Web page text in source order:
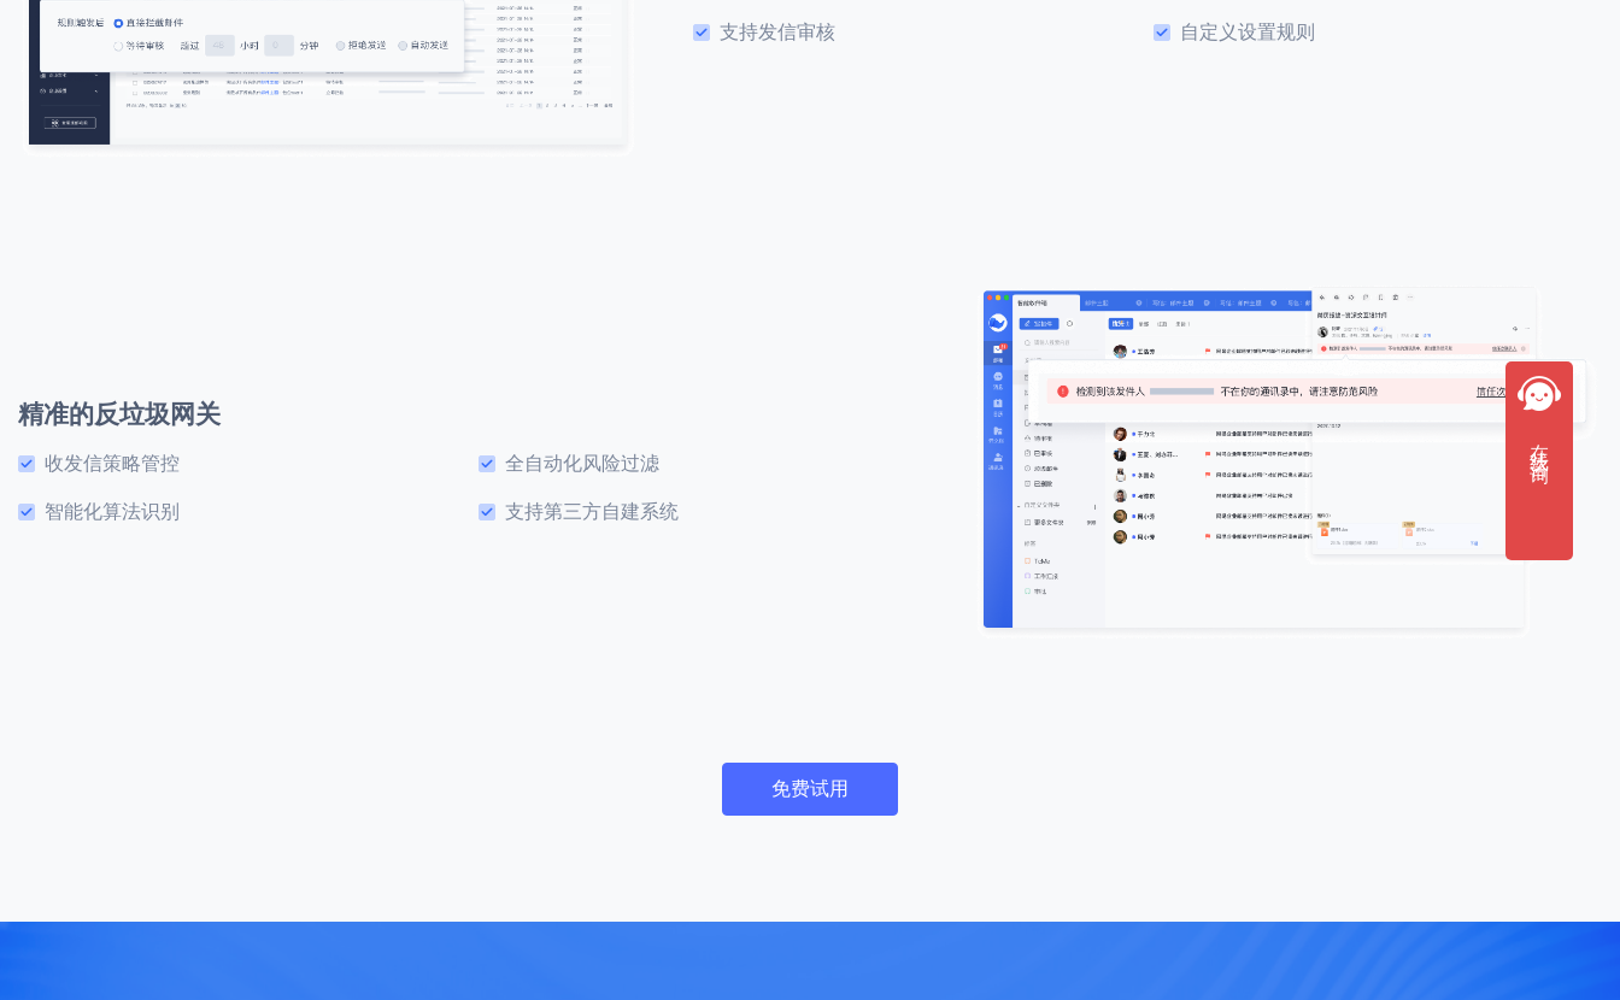
支持发信审核 自定义设置规则
精准的反垃圾网关
收发信策略管控 全自动化风险过滤
智能化算法识别 支持第三方自建系统
免费试用
在线咨询